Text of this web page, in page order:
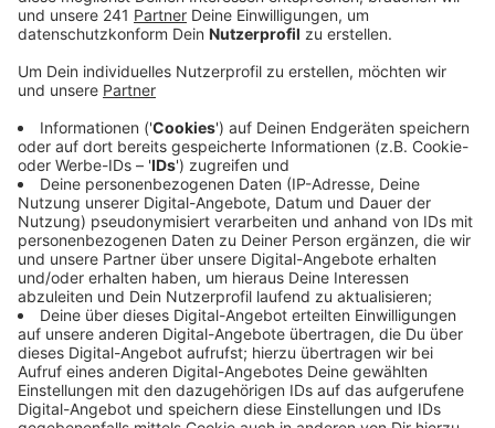
1 El Öl
EL Öl
Salz
Pfeffer
Dazu:
Eisbergsalat mit Himbeervinaigrette
Anzeige
Und so bereitet ihr das Essen zu
Anzeige
Grüne Käsespätzle: